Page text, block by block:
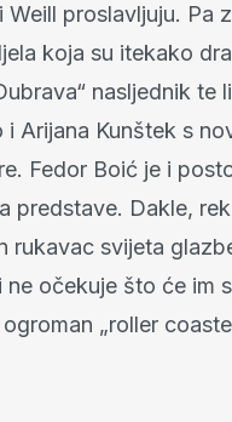
Weill proslavljuju. Pa
koja su itekako
nasljednik te
Arijana Kunštek s
Fedor Boić je i
predstave. Dakle,
rukavac svijeta
očekuje što će im
„roller